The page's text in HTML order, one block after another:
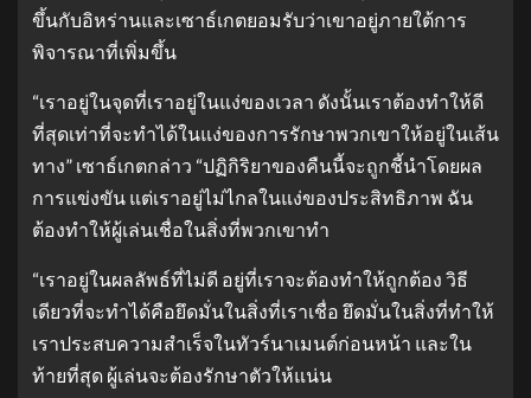
ขึ้นกับอิหร่านและเซาธ์เกตยอมรับว่าเขาอยู่ภายใต้การ
พิจารณาที่เพิ่มขึ้น
“เราอยู่ในจุดที่เราอยู่ในแง่ของเวลา ดังนั้นเราต้องทำให้ดี
ที่สุดเท่าที่จะทำได้ในแง่ของการรักษาพวกเขาให้อยู่ในเส้น
ทาง” เซาธ์เกตกล่าว “ปฏิกิริยาของคืนนี้จะถูกชี้นำโดยผล
การแข่งขัน แต่เราอยู่ไม่ไกลในแง่ของประสิทธิภาพ ฉัน
ต้องทำให้ผู้เล่นเชื่อในสิ่งที่พวกเขาทำ
“เราอยู่ในผลลัพธ์ที่ไม่ดี อยู่ที่เราจะต้องทำให้ถูกต้อง วิธี
เดียวที่จะทำได้คือยึดมั่นในสิ่งที่เราเชื่อ ยึดมั่นในสิ่งที่ทำให้
เราประสบความสำเร็จในทัวร์นาเมนต์ก่อนหน้า และใน
ท้ายที่สุด ผู้เล่นจะต้องรักษาตัวให้แน่น